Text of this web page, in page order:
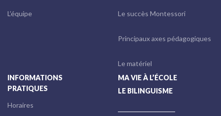
L’équipe Le succès Montessori
Principaux axes pédagogiques
Le matériel
INFORMATIONS
PRATIQUES
Horaires
MA VIE À L’ÉCOLE
LE BILINGUISME